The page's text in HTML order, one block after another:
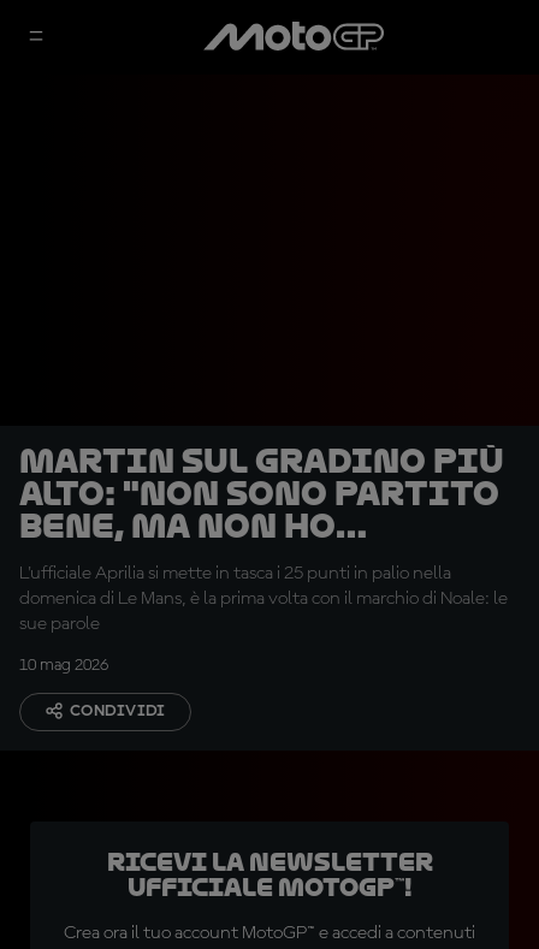
Martin sul gradino più
alto: "Non sono partito
bene, ma non ho
mollato"
L'ufficiale Aprilia si mette in tasca i 25 punti in palio nella
domenica di Le Mans, è la prima volta con il marchio di Noale: le
sue parole
10 mag 2026
CONDIVIDI
Ricevi la newsletter
ufficiale MotoGP™!
Crea ora il tuo account MotoGP™ e accedi a contenuti